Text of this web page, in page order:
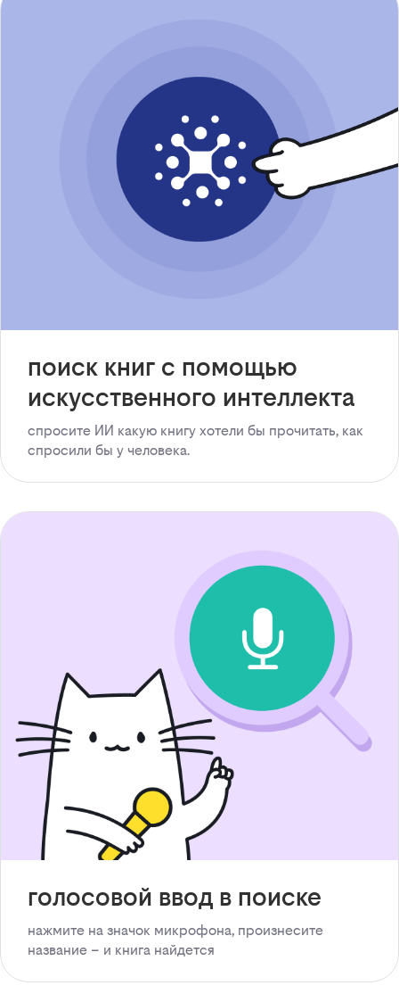
поиск книг с помощью
искусственного интеллекта
спросите ИИ какую книгу хотели бы прочитать, как
спросили бы у человека.
голосовой ввод в поиске
нажмите на значок микрофона, произнесите
название – и книга найдется